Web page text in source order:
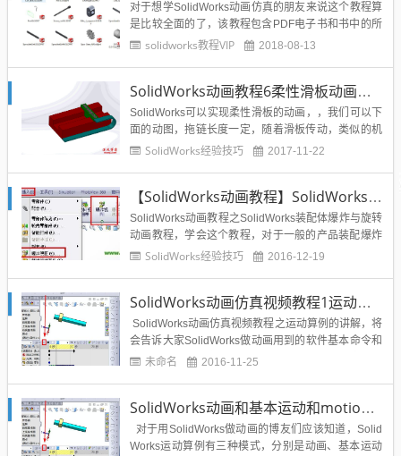
对于想学SolidWorks动画仿真的朋友来说这个教程算
是比较全面的了，该教程包含PDF电子书和书中的所
有的模型源文件，非常不错，推荐给学习SolidWorks
真PDF电子...
solidworks教程VIP 2018-08-13
SolidWorks动画教程6柔性滑板动画教程
SolidWorks可以实现柔性滑板的动画，，我们可以下
面的动图，拖链长度一定，随着滑板传动，类似的机
械仿真动画就是机床设备的拖链移动动画仿真，可以
合的应用，大家可以根据视频学习制作。SolidWo...
SolidWorks经验技巧 2017-11-22
【SolidWorks动画教程】SolidWorks装配体爆炸旋转仿真动画制作图文教程
SolidWorks动画教程之SolidWorks装配体爆炸与旋转
动画教程，学会这个教程，对于一般的产品装配爆炸
旋转展示不成问题，可以很好的介绍一款产品，作为
我的操作方法，通过这个教程你可以做出产品...
SolidWorks经验技巧 2016-12-19
SolidWorks动画仿真视频教程1运动算例讲解
SolidWorks动画仿真视频教程之运动算例的讲解，将
会告诉大家SolidWorks做动画用到的软件基本命令和
命令的含义，为今后做SolidWorks动画打下坚实的基
未命名 2016-11-25
SolidWorks动画和基本运动和motion分析有什么区别如何选择？
对于用SolidWorks做动画的博友们应该知道，Solid
Works运动算例有三种模式，分别是动画、基本运动